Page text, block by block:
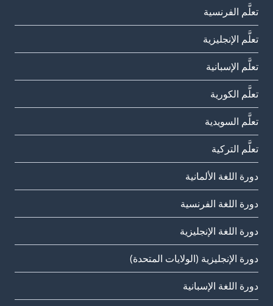
تعلَّم الفرنسية
تعلَّم الإنجليزية
تعلَّم الإسبانية
تعلَّم الكورية
تعلَّم السويدية
تعلَّم التركية
دورة اللغة الألمانية
دورة اللغة الفرنسية
دورة اللغة الإنجليزية
دورة الإنجليزية (الولايات المتحدة)
دورة اللغة الإسبانية